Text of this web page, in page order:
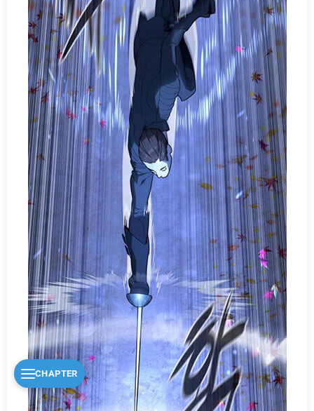
CHAPTER